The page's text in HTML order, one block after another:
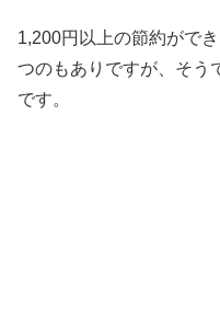
1,200円以上の節約がで
つのもありですが、そう
です。